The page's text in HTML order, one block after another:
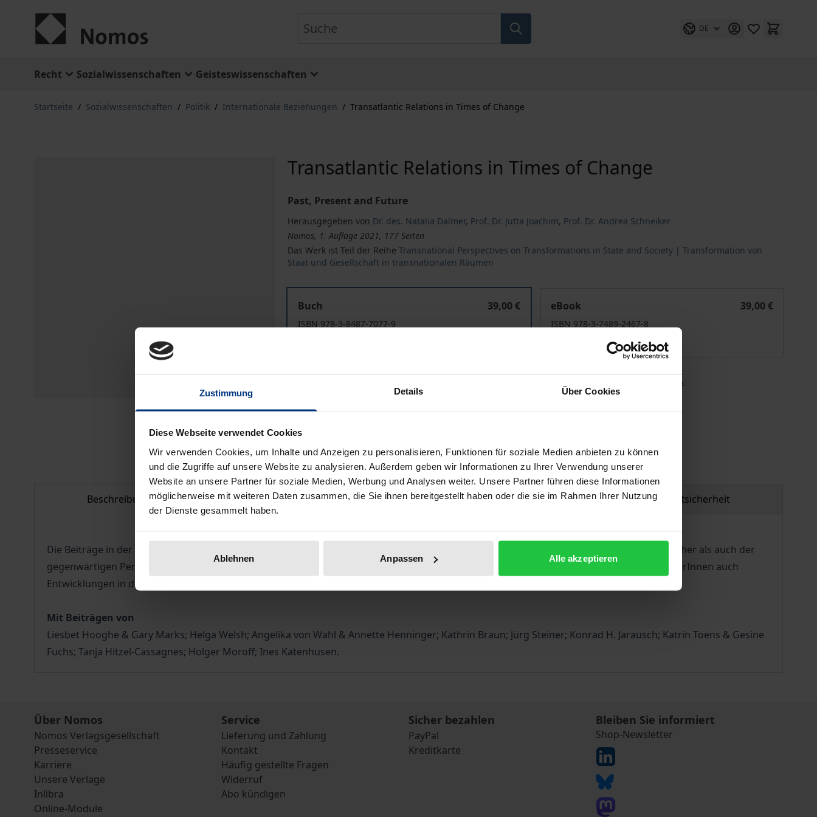
Zustimmung Details Über Cookies
Diese Webseite verwendet Cookies
Wir verwenden Cookies, um Inhalte und Anzeigen zu personalisieren, Funktionen für soziale Medien anbieten zu können
und die Zugriffe auf unsere Website zu analysieren. Außerdem geben wir Informationen zu Ihrer Verwendung unserer
Website an unsere Partner für soziale Medien, Werbung und Analysen weiter. Unsere Partner führen diese Informationen
möglicherweise mit weiteren Daten zusammen, die Sie ihnen bereitgestellt haben oder die sie im Rahmen Ihrer Nutzung
der Dienste gesammelt haben.
Ablehnen Anpassen Alle akzeptieren
DE
Recht Sozialwissenschaften Geisteswissenschaften
Startseite / Sozialwissenschaften / Politik / Internationale Beziehungen / Transatlantic Relations in Times of Change
Transatlantic Relations in Times of Change
Past, Present and Future
Herausgegeben von Dr. des. Natalia Dalmer, Prof. Dr. Jutta Joachim, Prof. Dr. Andrea Schneiker
Nomos, 1. Auflage 2021, 177 Seiten
Das Werk ist Teil der ReiheTransnational Perspectives on Transformations in State and Society | Transformation von
Staat und Gesellschaft in transnationalen Räumen
Buch
39,00 €
ISBN 978-3-8487-7077-9
eBook
39,00 €
ISBN 978-3-7489-2467-8
Preisangaben inkl. MwSt. Abhängig von der Lieferadresse kann die MwSt. an der Kasse variieren.
Hinweise zu Versandkosten
Beschreibung Bibliografische Angaben Zusatzmaterial Produktsicherheit
Die Beiträge in der Prof. Dr. Christiane Lemke gewidmeten Festschrift reflektieren die transatlantischen Beziehungen sowohl aus historischer als auch der
gegenwärtigen Perspektive. Neben den Auswirkungen populistischer Tendenzen in den USA und europäischen Ländern, nehmen die AutorInnen auch
Entwicklungen in den Bereichen Wissenschaft und Bildung sowie Kultur in den Blick.
Mit Beiträgen von
Liesbet Hooghe & Gary Marks; Helga Welsh; Angelika von Wahl & Annette Henninger; Kathrin Braun; Jürg Steiner; Konrad H. Jarausch; Katrin Toens & Gesine
Fuchs; Tanja Hitzel-Cassagnes; Holger Moroff; Ines Katenhusen.
Über Nomos
Nomos Verlagsgesellschaft
Presseservice
Karriere
Unsere Verlage
Inlibra
Online-Module
Service
Lieferung und Zahlung
Kontakt
Häufig gestellte Fragen
Widerruf
Abo kündigen
Sicher bezahlen
PayPal
Kreditkarte
Bleiben Sie informiert
Shop-Newsletter